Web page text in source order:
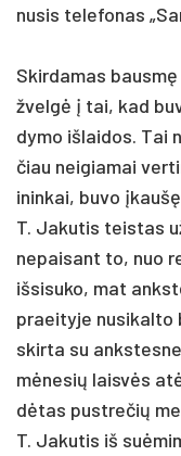
nu­sis te­le­fo­nas
Skir­da­mas
žvelgė į tai, kad
dy­mo iš­lai­dos. Tai
čiau nei­gia­mai
i­nin­kai, bu­vo
T. Ja­ku­tis teis­tas
ne­pai­sant to, nuo
iš­si­su­ko, mat
praei­ty­je nu­si­kal­to
skir­ta su
mėne­sių laisvės
dėtas pust­re­čių
T. Ja­ku­tis iš